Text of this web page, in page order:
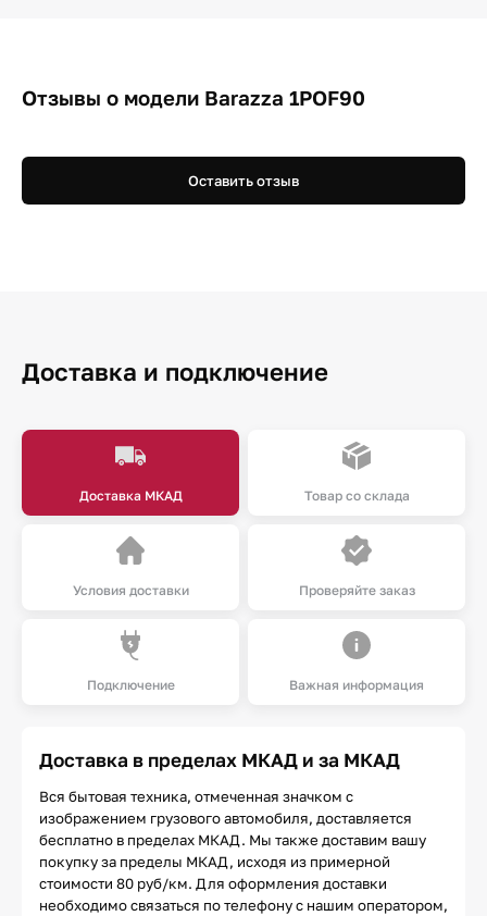
Отзывы о модели Barazza 1POF90
Оставить отзыв
Доставка и подключение
Доставка МКАД Товар со склада
Условия доставки Проверяйте заказ
Подключение Важная информация
Доставка в пределах МКАД и за МКАД
Вся бытовая техника, отмеченная значком с
изображением грузового автомобиля, доставляется
бесплатно в пределах МКАД. Мы также доставим вашу
покупку за пределы МКАД, исходя из примерной
стоимости 80 руб/км. Для оформления доставки
необходимо связаться по телефону с нашим оператором,